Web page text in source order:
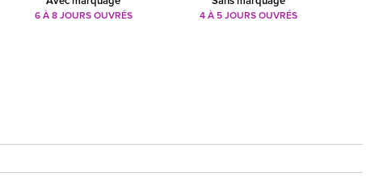
6 À 8 JOURS OUVRÉS 4 À 5 JOURS OUVRÉS